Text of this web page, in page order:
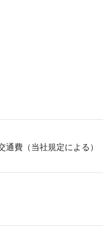
費（当社規定による）